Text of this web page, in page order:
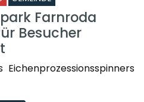
Farnroda
Besucher
Eichenprozessionsspinners